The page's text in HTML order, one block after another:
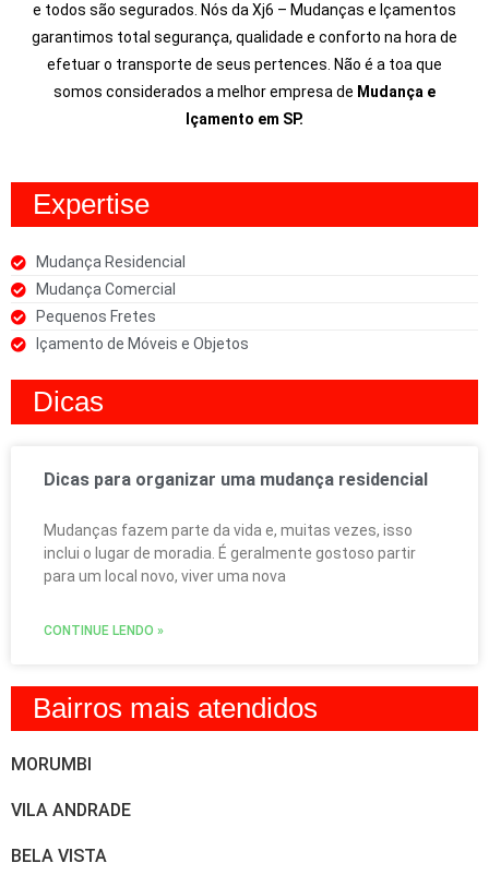
e todos são segurados. Nós da Xj6 – Mudanças e Içamentos
garantimos total segurança, qualidade e conforto na hora de
efetuar o transporte de seus pertences. Não é a toa que
somos considerados a melhor empresa de Mudança e
Içamento em SP.
Expertise
Mudança Residencial
Mudança Comercial
Pequenos Fretes
Içamento de Móveis e Objetos
Dicas
Dicas para organizar uma mudança residencial
Mudanças fazem parte da vida e, muitas vezes, isso
inclui o lugar de moradia. É geralmente gostoso partir
para um local novo, viver uma nova
CONTINUE LENDO »
Bairros mais atendidos
MORUMBI
VILA ANDRADE
BELA VISTA